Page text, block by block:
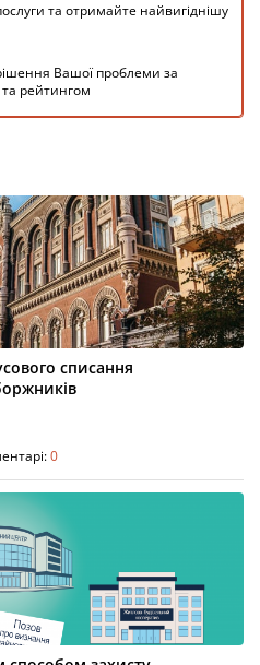
та отримайте найвигіднішу
Вашої проблеми за
рейтингом
списання
0